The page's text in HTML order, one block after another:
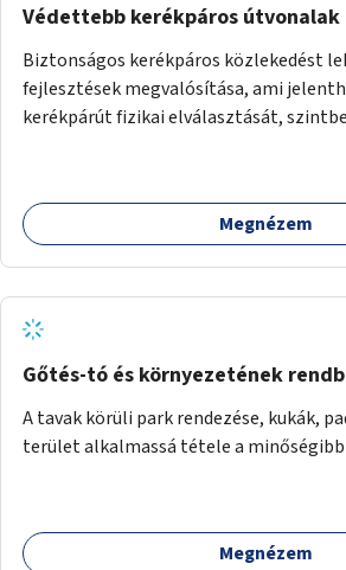
Védettebb kerékpáros útvonalak
Biztonságos kerékpáros közlekedést
fejlesztések megvalósítása, ami
kerékpárút fizikai elválasztását,
vagy akár egyes egyirányú utcák
szembeforgalmú kerékpározásra.
Megnézem
Gőtés-tó és környezetének
A tavak körüli park rendezése, kukák,
terület alkalmassá tétele a
Megnézem